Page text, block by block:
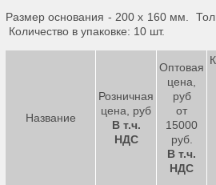
Размер основания - 200 x 160 мм.
Количество в упаковке: 10 шт.
Название
Розничная
цена, руб
В т.ч.
НДС
Оптовая
цена,
руб
от
15000
руб.
В т.ч.
НДС